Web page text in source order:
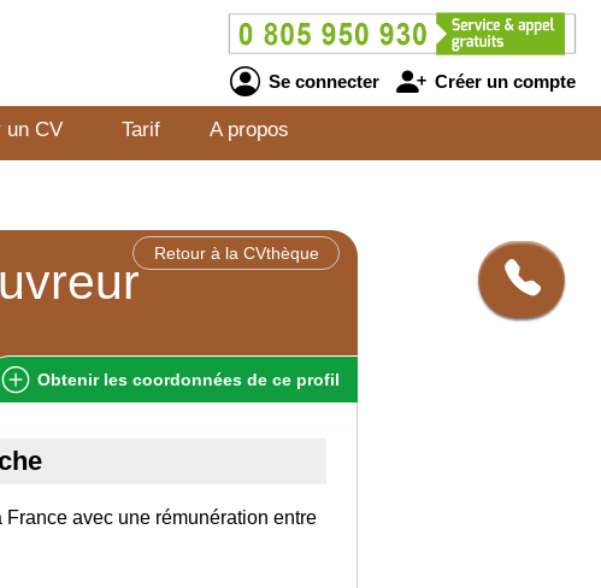
Se connecter Créer un compte
un CV Tarif A propos
Retour à la CVthèque
Obtenir les coordonnées de ce profil
avec une rémunération entre